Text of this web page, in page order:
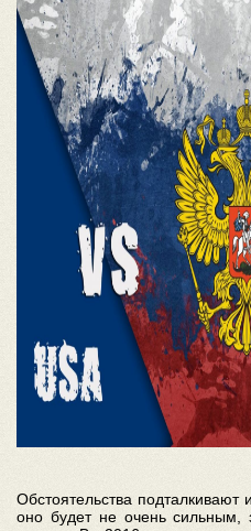
Обстоятельства
оно будет не очень сильным,